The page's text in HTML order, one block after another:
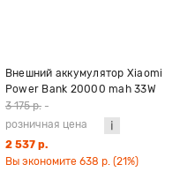
Внешний аккумулятор Xiaomi
Power Bank 20000 mah 33W
(BHR8975GL) со встроенным
кабелем, темно-синий
3 175 р. -
розничная цена
2 537 р.
Вы экономите 638 р. (21%)